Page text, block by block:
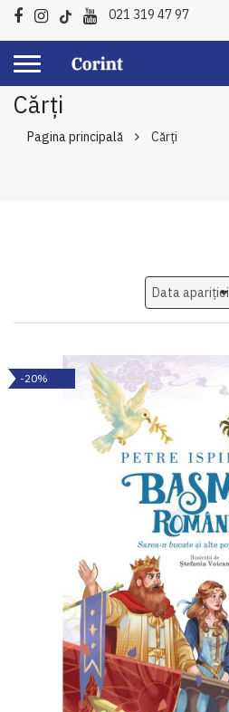
021 319 47 97
Cărți
Pagina principală Cărți
-20%